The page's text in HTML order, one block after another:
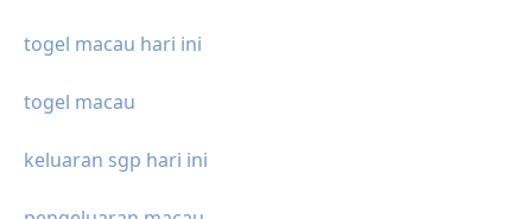
togel macau hari ini
togel macau
keluaran sgp hari ini